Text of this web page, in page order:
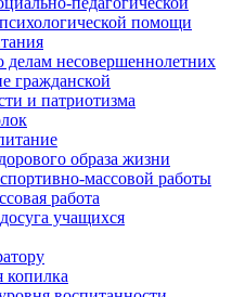
помощи
делам несовершеннолетних
гражданской
и патриотизма
образа жизни
массовой работы
работа
учащихся
копилка